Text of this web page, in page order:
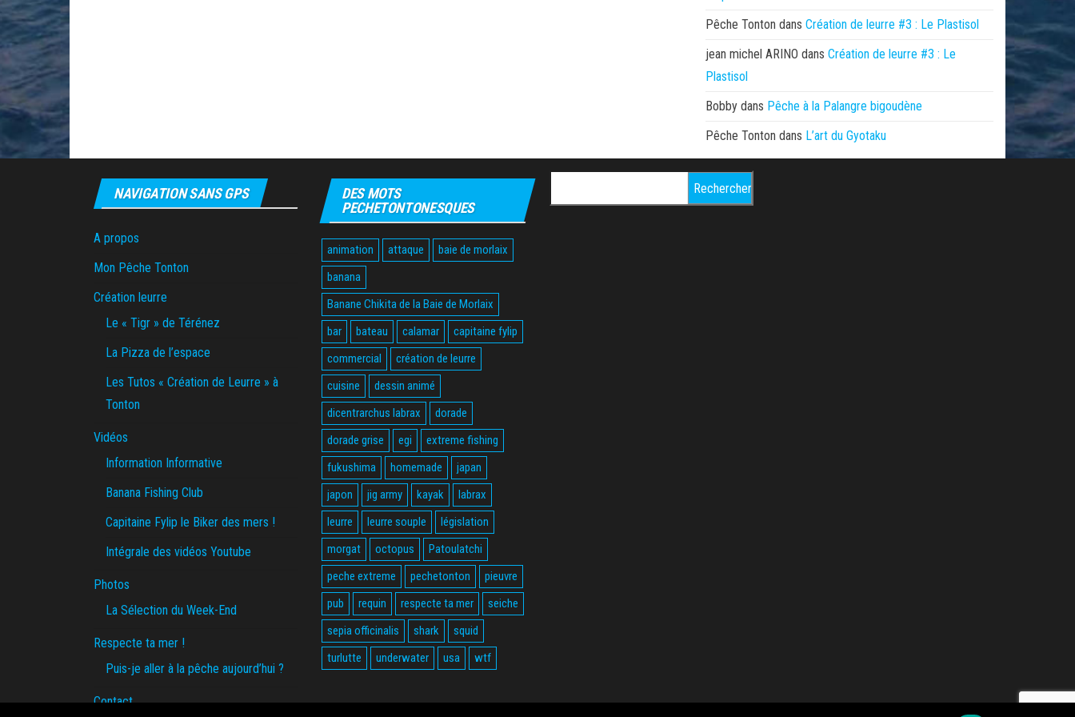
Pêche Tonton dans Création de leurre #3 : Le Plastisol
jean michel ARINO dans Création de leurre #3 : Le
Plastisol
Bobby dans Pêche à la Palangre bigoudène
Pêche Tonton dans L’art du Gyotaku
NAVIGATION SANS GPS
A propos
Mon Pêche Tonton
Création leurre
Le « Tigr » de Térénez
La Pizza de l’espace
Les Tutos « Création de Leurre » à
Tonton
Vidéos
Information Informative
Banana Fishing Club
Capitaine Fylip le Biker des mers !
Intégrale des vidéos Youtube
Photos
La Sélection du Week-End
Respecte ta mer !
Puis-je aller à la pêche aujourd’hui ?
Contact
DES MOTS
PECHETONTONESQUES
animation attaque
baie de morlaix
banana
Banane Chikita de la Baie de Morlaix
bar
bateau calamar
capitaine fylip
commercial
création de leurre
cuisine
dessin animé
dicentrarchus labrax
dorade
dorade grise
egi
extreme fishing
fukushima
homemade
japan
japon
jig army kayak
labrax
leurre
leurre souple
législation
morgat
octopus
Patoulatchi
peche extreme
pechetonton
pieuvre
pub
requin respecte ta mer
seiche
sepia officinalis
shark
squid
turlutte
underwater usa wtf